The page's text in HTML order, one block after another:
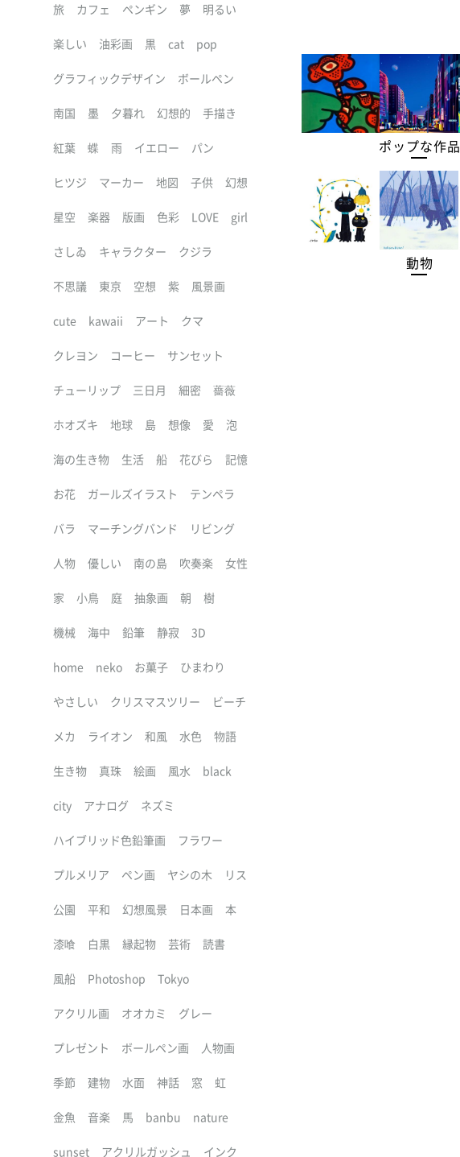
ポップな作品
動物
旅 カフェ ペンギン 夢 明るい
楽しい 油彩画 黒 cat pop
グラフィックデザイン ボールペン
南国 墨 夕暮れ 幻想的 手描き
紅葉 蝶 雨 イエロー パン
ヒツジ マーカー 地図 子供 幻想
星空 楽器 版画 色彩 LOVE girl
さしゐ キャラクター クジラ
不思議 東京 空想 紫 風景画
cute kawaii アート クマ
クレヨン コーヒー サンセット
チューリップ 三日月 細密 薔薇
ホオズキ 地球 島 想像 愛 泡
海の生き物 生活 船 花びら 記憶
お花 ガールズイラスト テンペラ
バラ マーチングバンド リビング
人物 優しい 南の島 吹奏楽 女性
家 小鳥 庭 抽象画 朝 樹
機械 海中 鉛筆 静寂 3D
home neko お菓子 ひまわり
やさしい クリスマスツリー ビーチ
メカ ライオン 和風 水色 物語
生き物 真珠 絵画 風水 black
city アナログ ネズミ
ハイブリッド色鉛筆画 フラワー
プルメリア ペン画 ヤシの木 リス
公園 平和 幻想風景 日本画 本
漆喰 白黒 縁起物 芸術 読書
風船 Photoshop Tokyo
アクリル画 オオカミ グレー
プレゼント ボールペン画 人物画
季節 建物 水面 神話 窓 虹
金魚 音楽 馬 banbu nature
sunset アクリルガッシュ インク